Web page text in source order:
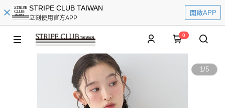
STRIPE CLUB TAIWAN
立刻使用官方APP
開啟APP
0
1/5